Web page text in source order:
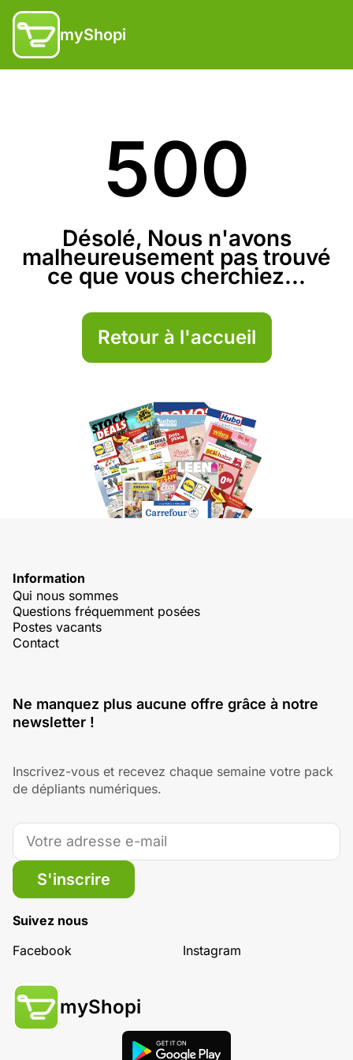
myShopi
500
Désolé, Nous n'avons
malheureusement pas trouvé
ce que vous cherchiez...
Retour à l'accueil
Information
Qui nous sommes
Questions fréquemment posées
Postes vacants
Contact
Ne manquez plus aucune offre grâce à notre
newsletter !
Inscrivez-vous et recevez chaque semaine votre pack
de dépliants numériques.
S'inscrire
Suivez nous
Facebook
Instagram
myShopi